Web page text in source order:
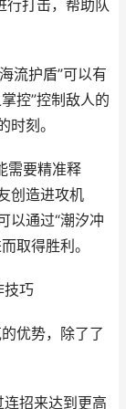
行打击，帮助队
流护盾”可以有
控”控制敌人的
刻。
需要精准释
创造进攻机
以通过“潮汐冲
取得胜利。
技巧
优势，除了了
招来达到更高